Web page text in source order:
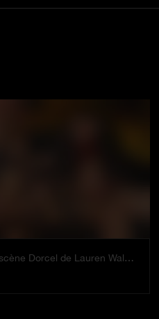
La première scène Dorcel de Lauren Walker